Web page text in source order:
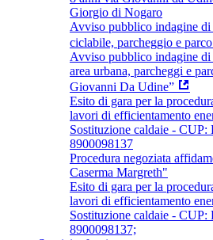
Giorgio di Nogaro
Avviso pubblico indagine di
ciclabile, parcheggio e
Avviso pubblico indagine di
area urbana, parcheggi e
Giovanni Da Udine”
Esito di gara per la
lavori di efficientamento
Sostituzione caldaie -
8900098137
Procedura negoziata
Caserma Margreth"
Esito di gara per la
lavori di efficientamento
Sostituzione caldaie -
8900098137;